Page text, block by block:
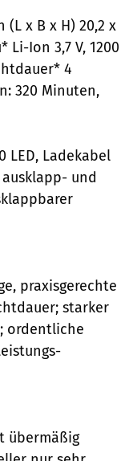
(L x B x H) 20,2 x
Li-Ion 3,7 V, 1200
4
320 Minuten,
LED, Ladekabel
und
praxisgerechte
starker
ordentliche
übermäßig